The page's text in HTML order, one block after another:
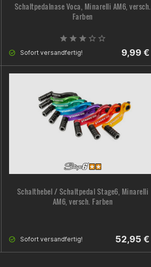
Schaltpedalnase Voca, Minarelli AM6, versch.
Farben
Sofort versandfertig! 9,99
Schalthebel / Schaltpedal Stage6, Minarelli
AM6, versch. Farben
Sofort versandfertig! 52,95